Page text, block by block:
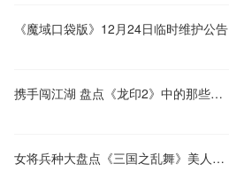
《魔域口袋版》12月24日临时维护公告
携手闯江湖 盘点《龙印2》中的那些传奇人物
女将兵种大盘点《三国之乱舞》美人喜好全揭秘